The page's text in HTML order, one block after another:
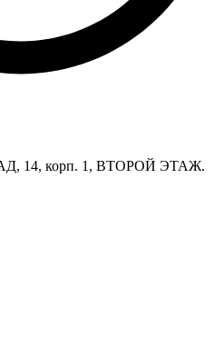
14, корп. 1, ВТОРОЙ ЭТАЖ.